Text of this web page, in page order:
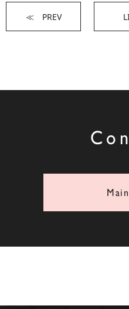
≪ PREV